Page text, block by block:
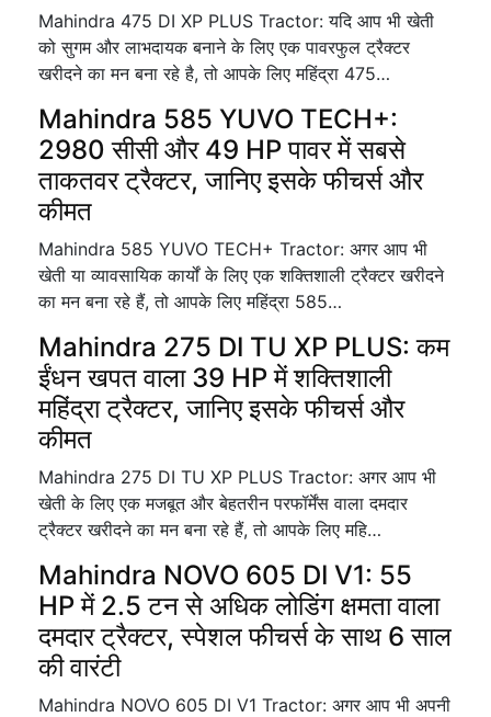
Mahindra 475 DI XP PLUS Tractor: यदि आप भी खेती
को सुगम और लाभदायक बनाने के लिए एक पावरफुल ट्रैक्टर
खरीदने का मन बना रहे है, तो आपके लिए महिंद्रा 475…
Mahindra 585 YUVO TECH+:
2980 सीसी और 49 HP पावर में सबसे
ताकतवर ट्रैक्टर, जानिए इसके फीचर्स और
कीमत
Mahindra 585 YUVO TECH+ Tractor: अगर आप भी
खेती या व्यावसायिक कार्यों के लिए एक शक्तिशाली ट्रैक्टर खरीदने
का मन बना रहे हैं, तो आपके लिए महिंद्रा 585…
Mahindra 275 DI TU XP PLUS: कम
ईंधन खपत वाला 39 HP में शक्तिशाली
महिंद्रा ट्रैक्टर, जानिए इसके फीचर्स और
कीमत
Mahindra 275 DI TU XP PLUS Tractor: अगर आप भी
खेती के लिए एक मजबूत और बेहतरीन परफॉर्मेंस वाला दमदार
ट्रैक्टर खरीदने का मन बना रहे हैं, तो आपके लिए महि…
Mahindra NOVO 605 DI V1: 55
HP में 2.5 टन से अधिक लोडिंग क्षमता वाला
दमदार ट्रैक्टर, स्पेशल फीचर्स के साथ 6 साल
की वारंटी
Mahindra NOVO 605 DI V1 Tractor: अगर आप भी अपनी